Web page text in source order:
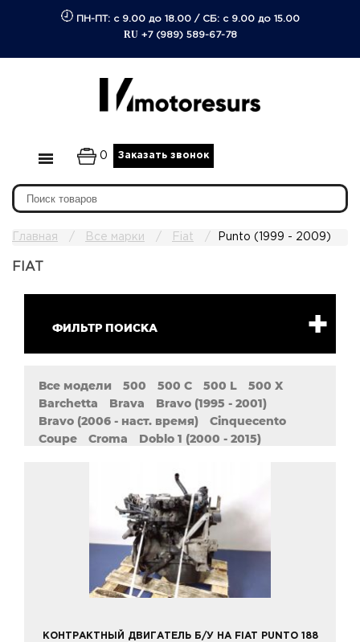
ПН-ПТ: с 9.00 до 18.00/ СБ: с 9.00 до 15.00
RU +7 (989) 589-67-78
0 Заказать звонок
Главная Все марки Fiat Punto (1999 - 2009)
FIAT
ФИЛЬТР ПОИСКА
Все модели 500 500 C 500 L
500 X
Barchetta
Brava
Bravo (1995 - 2001)
Bravo (2006 - наст. время)
Cinquecento
Coupe
Croma
Doblo 1 (2000 - 2015)
Ducato (1994 - 2006)
Freemont Grande
Palio Panda
Punto (1993 - 2000)
Punto (1999 - 2009)
Punto (2005 - наст. время)
Punto I
Siena Stilo Strada
Uno (1989 - 2002)
Uno (2000 - 2010)
Uno (2010 - наст. время)
КОНТРАКТНЫЙ ДВИГАТЕЛЬ Б/У НА FIAT PUNTO 188